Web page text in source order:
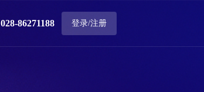
028-86271188 登录/注册